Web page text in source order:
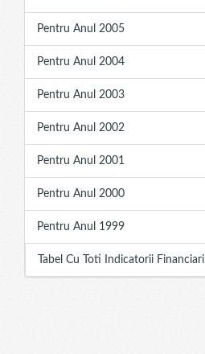
Pentru Anul 2005
Pentru Anul 2004
Pentru Anul 2003
Pentru Anul 2002
Pentru Anul 2001
Pentru Anul 2000
Pentru Anul 1999
Tabel Cu Toti Indicatorii Financiari